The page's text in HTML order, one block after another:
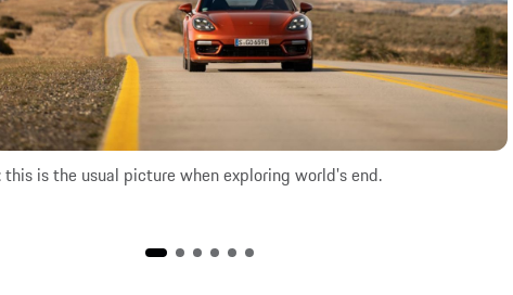
this is the usual picture when exploring world's end.